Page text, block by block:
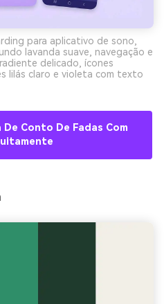
para aplicativo de sono,
lavanda suave, navegação e
delicado, ícones
lilás claro e violeta com texto
Conto De Fadas Com